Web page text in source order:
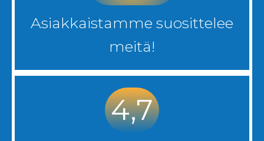
Asiakkaistamme suosittelee
meitä!
4,7